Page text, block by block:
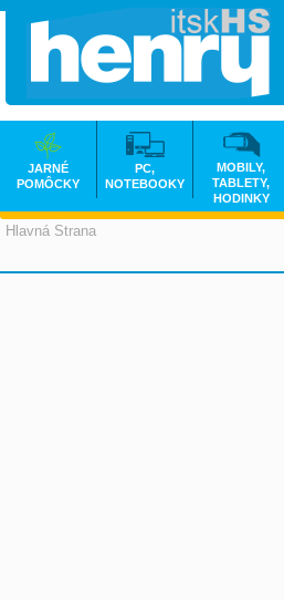
Hlavná Strana
JARNÉ
POMÔCKY
PC,
NOTEBOOKY
MOBILY,
TABLETY,
HODINKY